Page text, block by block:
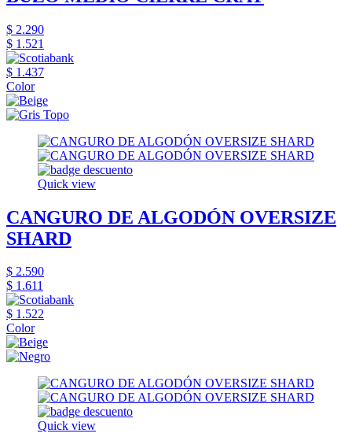
$ 2.290
$ 1.521
$ 1.437
Color
Quick view
CANGURO DE ALGODÓN OVERSIZE
SHARD
$ 2.590
$ 1.611
$ 1.522
Color
Quick view